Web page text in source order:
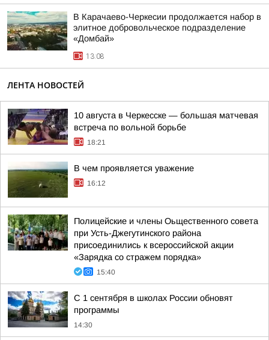
В Карачаево-Черкесии продолжается набор в
элитное добровольческое подразделение
«Домбай»
13:08
ЛЕНТА НОВОСТЕЙ
10 августа в Черкесске — большая матчевая
встреча по вольной борьбе
18:21
В чем проявляется уважение
16:12
Полицейские и члены Оьщественного совета
при Усть-Джегутинского района
присоединились к всероссийской акции
«Зарядка со стражем порядка»
15:40
С 1 сентября в школах России обновят
программы
14:30